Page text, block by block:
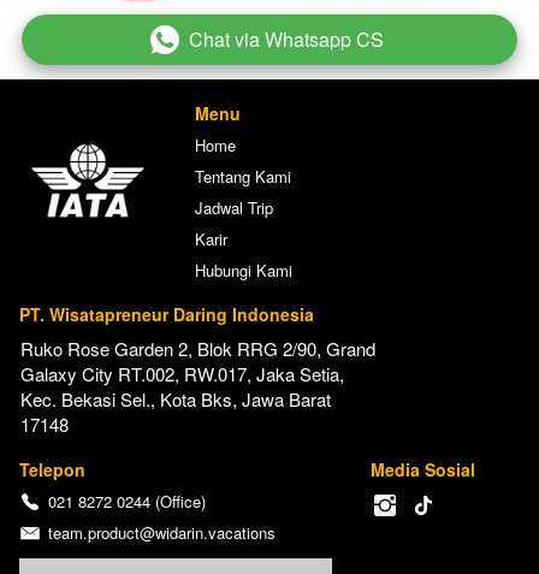
` Chat via Whatsapp CS
Menu
Home
Tentang Kami
Jadwal Trip
Karir
Hubungi Kami
PT. Wisatapreneur Daring Indonesia
Ruko Rose Garden 2, Blok RRG 2/90, Grand
Galaxy City RT.002, RW.017, Jaka Setia,
Kec. Bekasi Sel., Kota Bks, Jawa Barat
17148
Telepon
021 8272 0244 (Office)
team.product@widarin.vacations
Media Sosial